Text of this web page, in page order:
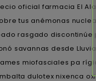
oficial farmacia El
tus anémonas
rasgado discontinúe
savannas desde
miofasciales pa
dulotex nixenca